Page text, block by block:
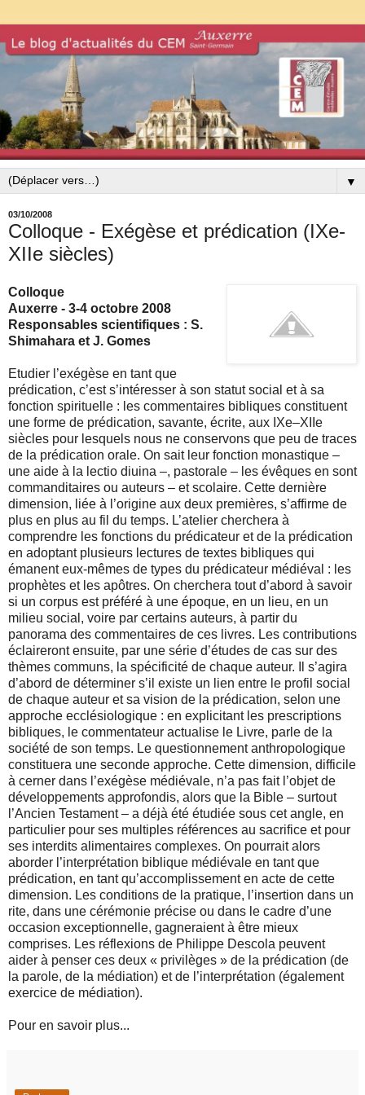
▼
03/10/2008
Colloque - Exégèse et prédication (IXe-
XIIe siècles)
Colloque
Auxerre - 3-4 octobre 2008
Responsables scientifiques : S.
Shimahara et J. Gomes
Etudier l’exégèse en tant que
prédication, c’est s’intéresser à son statut social et à sa
fonction spirituelle : les commentaires bibliques constituent
une forme de prédication, savante, écrite, aux IXe–XIIe
siècles pour lesquels nous ne conservons que peu de traces
de la prédication orale. On sait leur fonction monastique –
une aide à la lectio diuina –, pastorale – les évêques en sont
commanditaires ou auteurs – et scolaire. Cette dernière
dimension, liée à l’origine aux deux premières, s’affirme de
plus en plus au fil du temps. L’atelier cherchera à
comprendre les fonctions du prédicateur et de la prédication
en adoptant plusieurs lectures de textes bibliques qui
émanent eux-mêmes de types du prédicateur médiéval : les
prophètes et les apôtres. On cherchera tout d’abord à savoir
si un corpus est préféré à une époque, en un lieu, en un
milieu social, voire par certains auteurs, à partir du
panorama des commentaires de ces livres. Les contributions
éclaireront ensuite, par une série d’études de cas sur des
thèmes communs, la spécificité de chaque auteur. Il s’agira
d’abord de déterminer s’il existe un lien entre le profil social
de chaque auteur et sa vision de la prédication, selon une
approche ecclésiologique : en explicitant les prescriptions
bibliques, le commentateur actualise le Livre, parle de la
société de son temps. Le questionnement anthropologique
constituera une seconde approche. Cette dimension, difficile
à cerner dans l’exégèse médiévale, n’a pas fait l’objet de
développements approfondis, alors que la Bible – surtout
l’Ancien Testament – a déjà été étudiée sous cet angle, en
particulier pour ses multiples références au sacrifice et pour
ses interdits alimentaires complexes. On pourrait alors
aborder l’interprétation biblique médiévale en tant que
prédication, en tant qu’accomplissement en acte de cette
dimension. Les conditions de la pratique, l’insertion dans un
rite, dans une cérémonie précise ou dans le cadre d’une
occasion exceptionnelle, gagneraient à être mieux
comprises. Les réflexions de Philippe Descola peuvent
aider à penser ces deux « privilèges » de la prédication (de
la parole, de la médiation) et de l’interprétation (également
exercice de médiation).
Pour en savoir plus...